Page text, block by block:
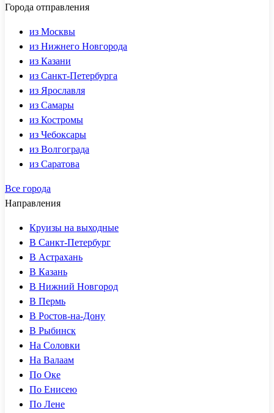
Города отправления
из Москвы
из Нижнего Новгорода
из Казани
из Санкт-Петербурга
из Ярославля
из Самары
из Костромы
из Чебоксары
из Волгограда
из Саратова
Все города
Направления
Круизы на выходные
В Санкт-Петербург
В Астрахань
В Казань
В Нижний Новгород
В Пермь
В Ростов-на-Дону
В Рыбинск
На Соловки
На Валаам
По Оке
По Енисею
По Лене